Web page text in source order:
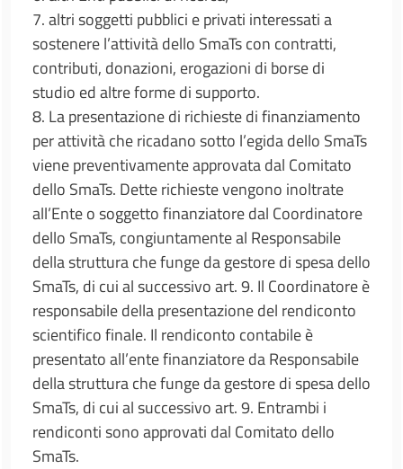
7. altri soggetti pubblici e privati interessati a
sostenere l’attività dello SmaTs con contratti,
contributi, donazioni, erogazioni di borse di
studio ed altre forme di supporto.
8. La presentazione di richieste di finanziamento
per attività che ricadano sotto l’egida dello SmaTs
viene preventivamente approvata dal Comitato
dello SmaTs. Dette richieste vengono inoltrate
all’Ente o soggetto finanziatore dal Coordinatore
dello SmaTs, congiuntamente al Responsabile
della struttura che funge da gestore di spesa dello
SmaTs, di cui al successivo art. 9. Il Coordinatore è
responsabile della presentazione del rendiconto
scientifico finale. Il rendiconto contabile è
presentato all’ente finanziatore da Responsabile
della struttura che funge da gestore di spesa dello
SmaTs, di cui al successivo art. 9. Entrambi i
rendiconti sono approvati dal Comitato dello
SmaTs.